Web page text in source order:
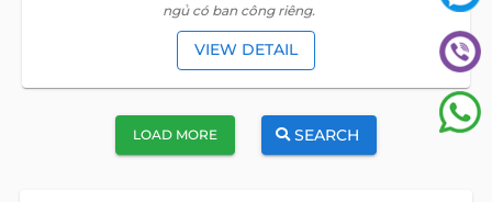
ngủ có ban công riêng.
VIEW DETAIL
LOAD MORE SEARCH